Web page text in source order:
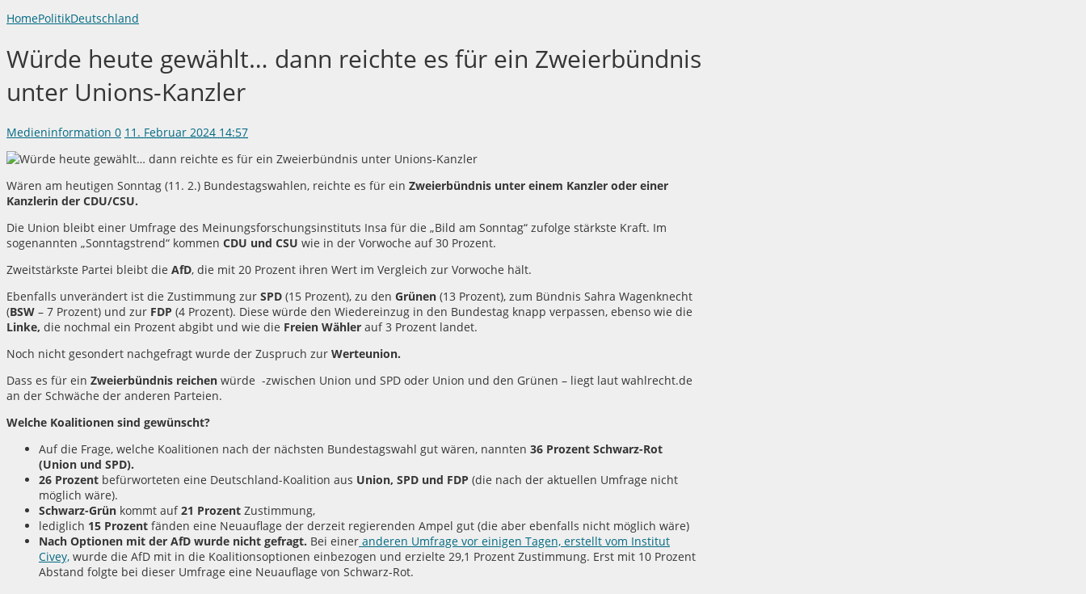
HomePolitikDeutschland
Würde heute gewählt… dann reichte es für ein Zweierbündnis
unter Unions-Kanzler
Medieninformation 0 11. Februar 2024 14:57
Wären am heutigen Sonntag (11. 2.) Bundestagswahlen, reichte es für ein Zweierbündnis unter einem Kanzler oder einer
Kanzlerin der CDU/CSU.
Die Union bleibt einer Umfrage des Meinungsforschungsinstituts Insa für die „Bild am Sonntag“ zufolge stärkste Kraft. Im
sogenannten „Sonntagstrend“ kommen CDU und CSU wie in der Vorwoche auf 30 Prozent.
Zweitstärkste Partei bleibt die AfD, die mit 20 Prozent ihren Wert im Vergleich zur Vorwoche hält.
Ebenfalls unverändert ist die Zustimmung zur SPD (15 Prozent), zu den Grünen (13 Prozent), zum Bündnis Sahra Wagenknecht
(BSW – 7 Prozent) und zur FDP (4 Prozent). Diese würde den Wiedereinzug in den Bundestag knapp verpassen, ebenso wie die
Linke, die nochmal ein Prozent abgibt und wie die Freien Wähler auf 3 Prozent landet.
Noch nicht gesondert nachgefragt wurde der Zuspruch zur Werteunion.
Dass es für ein Zweierbündnis reichen würde -zwischen Union und SPD oder Union und den Grünen – liegt laut wahlrecht.de
an der Schwäche der anderen Parteien.
Welche Koalitionen sind gewünscht?
Auf die Frage, welche Koalitionen nach der nächsten Bundestagswahl gut wären, nannten 36 Prozent Schwarz-Rot
(Union und SPD).
26 Prozent befürworteten eine Deutschland-Koalition aus Union, SPD und FDP (die nach der aktuellen Umfrage nicht
möglich wäre).
Schwarz-Grün kommt auf21 Prozent Zustimmung,
lediglich 15 Prozent fänden eine Neuauflage der derzeit regierenden Ampel gut (die aber ebenfalls nicht möglich wäre)
Nach Optionen mit der AfD wurde nicht gefragt. Bei einer anderen Umfrage vor einigen Tagen, erstellt vom Institut
Civey, wurde die AfD mit in die Koalitionsoptionen einbezogen und erzielte 29,1 Prozent Zustimmung. Erst mit 10 Prozent
Abstand folgte bei dieser Umfrage eine Neuauflage von Schwarz-Rot.